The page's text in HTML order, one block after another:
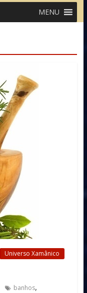
MENU
Universo Xamânico
banhos,